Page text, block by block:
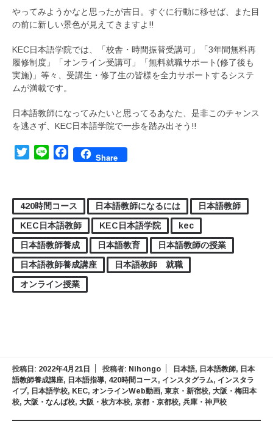
やってみようかなと思ったが吉日。すぐに行動に移せば、また目
の前に新しい景色が見えてきますよ!!
KEC日本語学院では、「校舎・時間振替受講可」「3年間無料再
履修制度」「オンライン受講可」「無料就職サポート(修了後も
実施)」等々、受講生・修了生の皆様を全力サポートするシステ
ムが満載です。
日本語教師になってみたいと思ってるあなた、是非このチャンス
を逃さず、KEC日本語学院で一歩を踏み出そう!!
TwitterLine FacebookShare
420時間コース 日本語教師になるには
日本語教師
KEC日本語教師
KEC日本語学院
kec
日本語教師養成
日本語教育
日本語教師の授業
日本語教師養成講座
日本語教師 就職
オンライン授業
投稿日: 2022年4月21日 投稿者: Nihongo 日本語, 日本語教師, 日本
語教師養成講座, 日本語指導, 420時間コース, インスタグラム, インスタラ
イブ, 日本語学校, KEC, オンラインWeb動画, 東京・新宿校, 大阪・梅田本
校, 大阪・なんば校, 大阪・枚方本校, 京都・京都校, 兵庫・神戸校